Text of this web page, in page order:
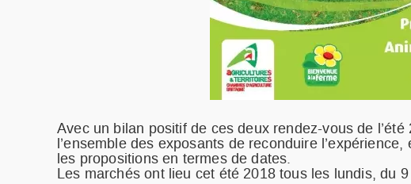
Avec un bilan positif de ces deux rendez-vous de
l’ensemble des exposants de reconduire
les propositions en termes de dates.
Les marchés ont lieu cet été 2018 tous les lundis, du